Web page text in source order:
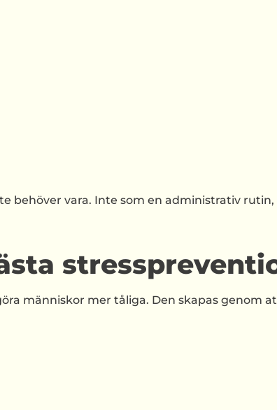
behöver vara. Inte som en administrativ
människor mer tåliga. Den skapas genom